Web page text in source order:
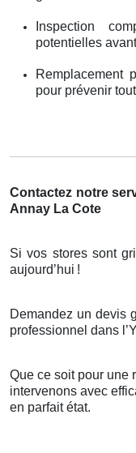
Inspection
potentielles
Remplacement
pour prévenir
Contactez notre
Annay La Cote
Si vos stores sont
aujourd’hui !
Demandez un devis
professionnel dans
Que ce soit pour une
intervenons avec
en parfait état.